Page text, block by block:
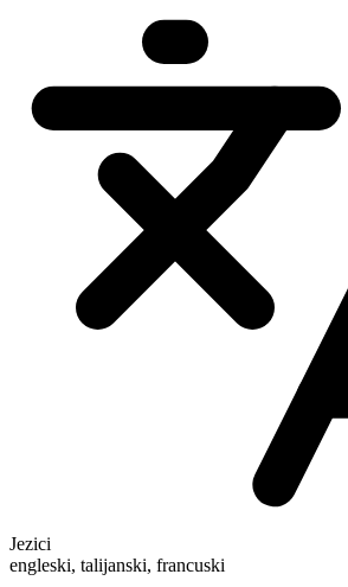
Jezici
engleski, talijanski, francuski